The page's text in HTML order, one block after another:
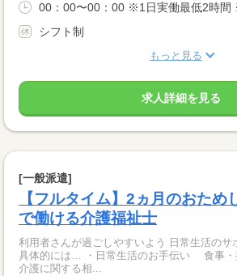
00：00〜00：00 ※1日実働最低2時間
シフト制
もっと見る
求人詳細を見る
[一般派遣]
【フルタイム】2ヵ月のおため
で働ける介護福祉士
利用者さんが過ごしやすいよう 日常生活のサ
具体的には… ・日常生活のお手伝い 食事・
介護に関する相...